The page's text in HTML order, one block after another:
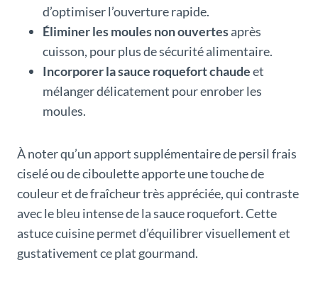
d’optimiser l’ouverture rapide.
Éliminer les moules non ouvertesaprès
cuisson, pour plus de sécurité alimentaire.
Incorporer la sauce roquefort chaudeet
mélanger délicatement pour enrober les
moules.
À noter qu’un apport supplémentaire de persil frais
ciselé ou de ciboulette apporte une touche de
couleur et de fraîcheur très appréciée, qui contraste
avec le bleu intense de la sauce roquefort. Cette
astuce cuisine permet d’équilibrer visuellement et
gustativement ce plat gourmand.